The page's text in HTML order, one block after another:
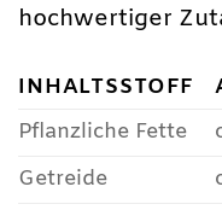
hochwertiger
INHALTSSTOFF
Pflanzliche Fette
Getreide